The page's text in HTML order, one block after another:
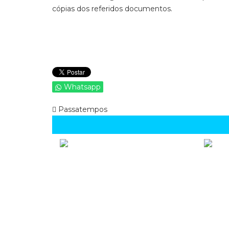
cópias dos referidos documentos.
Whatsapp
Passatempos